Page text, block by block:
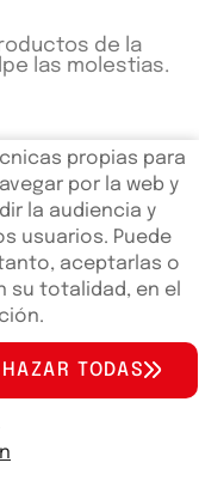
de la
las molestias.
propias para
por la web y
la audiencia y
usuarios. Puede
aceptarlas o
su totalidad, en el
TODAS
de Cookies